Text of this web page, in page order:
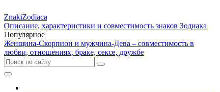
ZnakiZodiaca
Описание, характеристики и совместимость знаков Зодиака
Популярное
Женщина-Скорпион и мужчина-Дева – совместимость в
любви, отношениях, браке, сексе, дружбе